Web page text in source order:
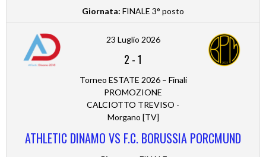
Giornata: FINALE 3° posto
23 Luglio 2026
2 -1
Torneo ESTATE 2026 – Finali
PROMOZIONE
CALCIOTTO TREVISO -
Morgano [TV]
ATHLETIC DINAMO VS F.C. BORUSSIA PORCMUND